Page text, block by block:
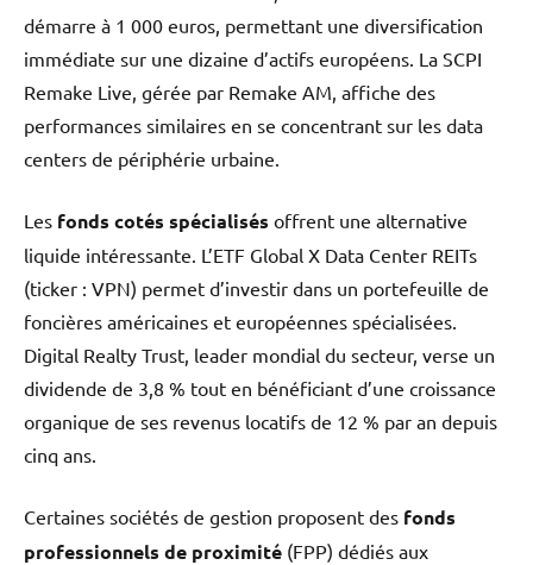
démarre à 1 000 euros, permettant une diversification
immédiate sur une dizaine d’actifs européens. La SCPI
Remake Live, gérée par Remake AM, affiche des
performances similaires en se concentrant sur les data
centers de périphérie urbaine.
Les fonds cotés spécialisés offrent une alternative
liquide intéressante. L’ETF Global X Data Center REITs
(ticker : VPN) permet d’investir dans un portefeuille de
foncières américaines et européennes spécialisées.
Digital Realty Trust, leader mondial du secteur, verse un
dividende de 3,8 % tout en bénéficiant d’une croissance
organique de ses revenus locatifs de 12 % par an depuis
cinq ans.
Certaines sociétés de gestion proposent des fonds
professionnels de proximité (FPP) dédiés aux